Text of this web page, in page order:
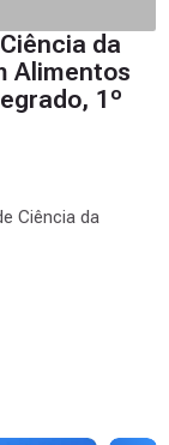
da
Alimentos
1º
Ciência da